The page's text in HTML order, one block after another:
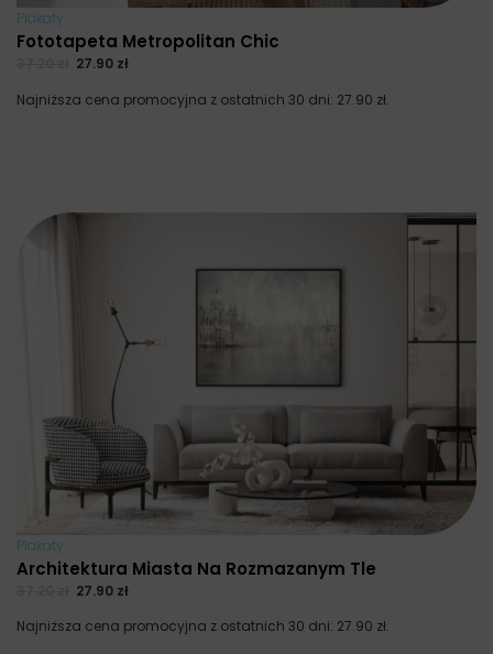
Plakaty
Fototapeta Metropolitan Chic
27.90 zł
Najniższa cena promocyjna z ostatnich 30 dni: 27.90 zł.
Plakaty
Architektura Miasta Na Rozmazanym Tle
27.90 zł
Najniższa cena promocyjna z ostatnich 30 dni: 27.90 zł.